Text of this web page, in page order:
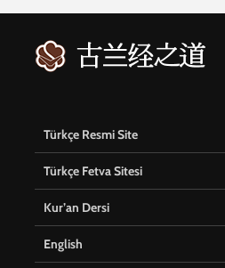
Türkçe Resmi Site
Türkçe Fetva Sitesi
Kur’an Dersi
English